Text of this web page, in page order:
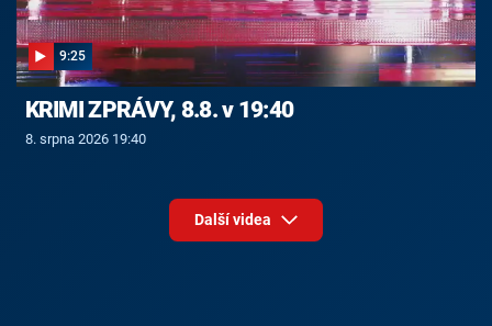
9:25
KRIMI ZPRÁVY, 8.8. v 19:40
8. srpna 2026 19:40
Další videa